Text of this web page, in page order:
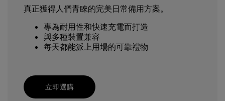
真正獲得人們青睞的完美日常備用方案。
專為耐用性和快速充電而打造
與多種裝置兼容
每天都能派上用場的可靠禮物
立即選購